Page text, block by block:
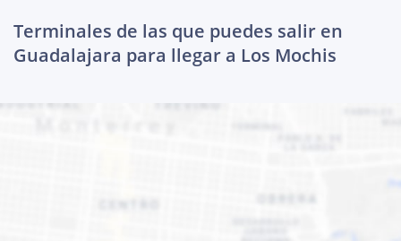
Terminales de las que puedes salir en
Guadalajara para llegar a Los Mochis